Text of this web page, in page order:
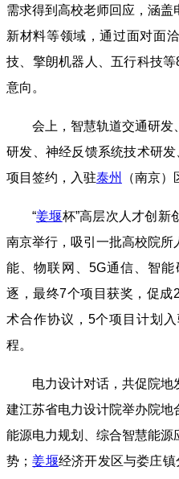
需求得到高校老师回应，涵盖
新材料等领域，通过面对面
技、擎朗机器人、五行科技
意向。
会上，智慧轨道交通研发
研发、神经反馈系统技术研
项目签约，入驻泰州 （南京
“姜堰杯”高层次人才创新
南京举行，吸引一批高校院
能、物联网、5G通信、智
逐，最终7个项目获奖，促
术合作协议，5个项目计划
程。
电力设计对话，共促院
建江苏省电力设计院举办院
能源电力规划、综合智慧能
势；姜堰经济开发区与娄庄镇